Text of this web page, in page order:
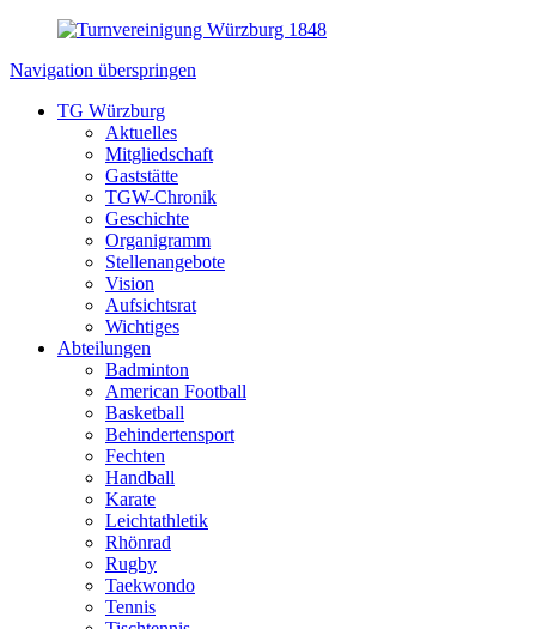
Navigation überspringen
TG Würzburg
Aktuelles
Mitgliedschaft
Gaststätte
TGW-Chronik
Geschichte
Organigramm
Stellenangebote
Vision
Aufsichtsrat
Wichtiges
Abteilungen
Badminton
American Football
Basketball
Behindertensport
Fechten
Handball
Karate
Leichtathletik
Rhönrad
Rugby
Taekwondo
Tennis